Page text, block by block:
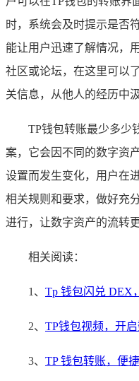
时，系统会及时提示是否
能让用户迅速了解情况，
社区或论坛，在这里可以
关信息，从他人的经历中
TP钱包转账最少多少
案，它会因不同的数字资
设置而发生变化，用户在
相关规则和要求，做好充
进行，让数字资产的流转
相关阅读：
1、 Tp 钱包闪兑 DEX
2、 TP钱包视频，开
3、 TP 钱包转账，便